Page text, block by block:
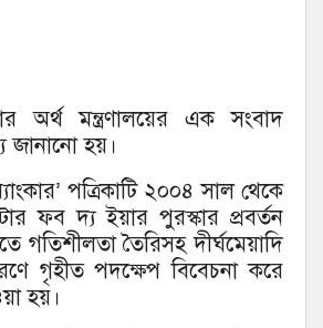
অর্থ মন্ত্রণালয়ের এক সংবাদ
জানানো হয়।
পত্রিকাটি ২০০৪ সাল থেকে
ফব দ্য ইয়ার পুরস্কার প্রবর্তন
গতিশীলতা তৈরিসহ দীর্ঘমেয়াদি
গৃহীত পদক্ষেপ বিবেচনা করে
হয়।